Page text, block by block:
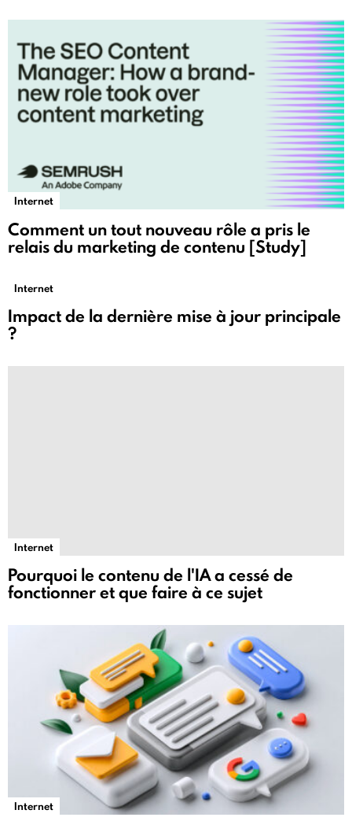
Internet
Comment un tout nouveau rôle a pris le
relais du marketing de contenu [Study]
Internet
Impact de la dernière mise à jour principale
?
Internet
Pourquoi le contenu de l'IA a cessé de
fonctionner et que faire à ce sujet
Internet